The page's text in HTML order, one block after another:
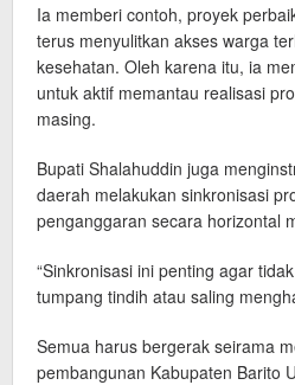
Ia memberi contoh, proyek
terus menyulitkan akses warga
kesehatan. Oleh karena itu, ia
untuk aktif memantau realisasi
masing.
Bupati Shalahuddin juga
daerah melakukan sinkronisasi
penganggaran secara horizontal
“Sinkronisasi ini penting agar
tumpang tindih atau saling
Semua harus bergerak seirama
pembangunan Kabupaten Barito